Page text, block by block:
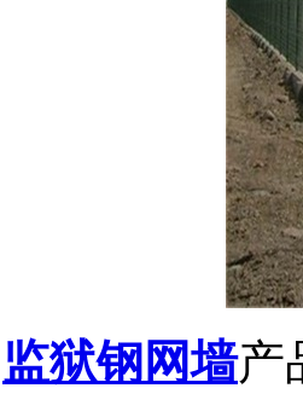
监狱钢网墙产